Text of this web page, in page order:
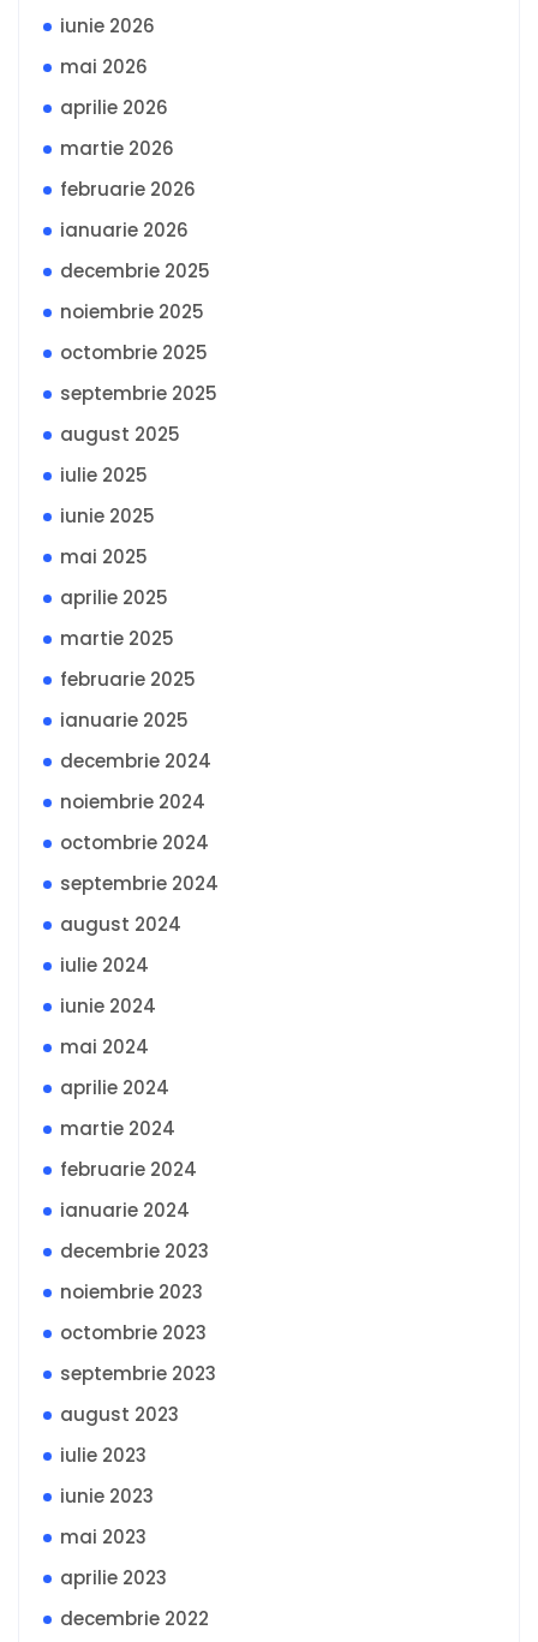
iunie 2026
mai 2026
aprilie 2026
martie 2026
februarie 2026
ianuarie 2026
decembrie 2025
noiembrie 2025
octombrie 2025
septembrie 2025
august 2025
iulie 2025
iunie 2025
mai 2025
aprilie 2025
martie 2025
februarie 2025
ianuarie 2025
decembrie 2024
noiembrie 2024
octombrie 2024
septembrie 2024
august 2024
iulie 2024
iunie 2024
mai 2024
aprilie 2024
martie 2024
februarie 2024
ianuarie 2024
decembrie 2023
noiembrie 2023
octombrie 2023
septembrie 2023
august 2023
iulie 2023
iunie 2023
mai 2023
aprilie 2023
decembrie 2022